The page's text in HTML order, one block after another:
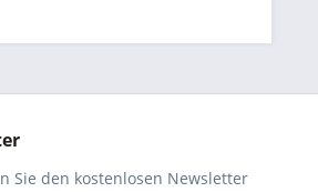
Sie den kostenlosen Newsletter